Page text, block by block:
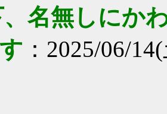
、名無しにか
：2025/06/